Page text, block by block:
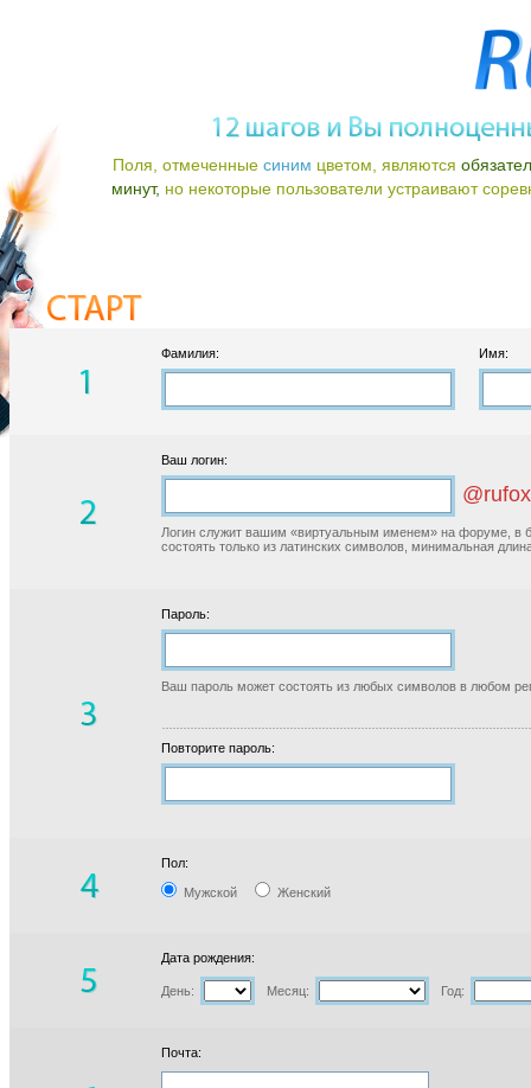
Поля, отмеченные синим цветом, являются
минут, но некоторые пользователи устраивают
Фамилия: Имя:
Ваш логин:
Логин служит вашим «виртуальным именем» на форуме, в
состоять только из латинских символов, минимальная
Пароль:
Ваш пароль может состоять из любых символов в любом
Повторите пароль:
Пол:
Мужской Женский
Дата рождения:
День: Месяц: Год:
Почта: